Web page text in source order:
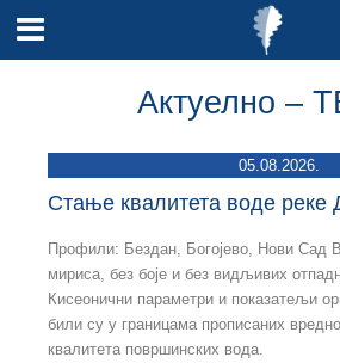
Актуелно –
05.08.2026.
Стање квалитета воде реке
Профили: Бездан, Богојево, Нови Сад
мириса, без боје и без видљивих
Кисеонични параметри и показатељи
били су у границама прописаних
квалитета површинских вода.